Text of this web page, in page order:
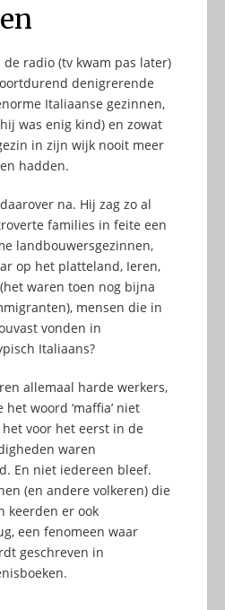
radio (tv kwam pas later)
denigrerende
Italiaanse gezinnen,
was enig kind) en zowat
in zijn wijk nooit meer
hadden.
na. Hij zag zo al
families in feite een
landbouwersgezinnen,
op het platteland, Ieren,
waren toen nog bijna
mensen die in
vonden in
Italiaans?
allemaal harde werkers,
woord ‘maffia’ niet
voor het eerst in de
waren
En niet iedereen bleef.
(en andere volkeren) die
keerden er ook
een fenomeen waar
geschreven in